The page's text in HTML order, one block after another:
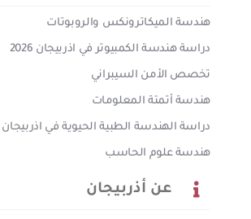
هندسة الميكاترونكس والروبوتات
دراسة هندسة الكمبيوتر في اذربيجان 2026
تخصص الأمن السيبراني
هندسة أتمتة المعلومات
دراسة الهندسة الطبية الحيوية في اذربيجان
هندسة علوم الحاسب
عن أذربيجان